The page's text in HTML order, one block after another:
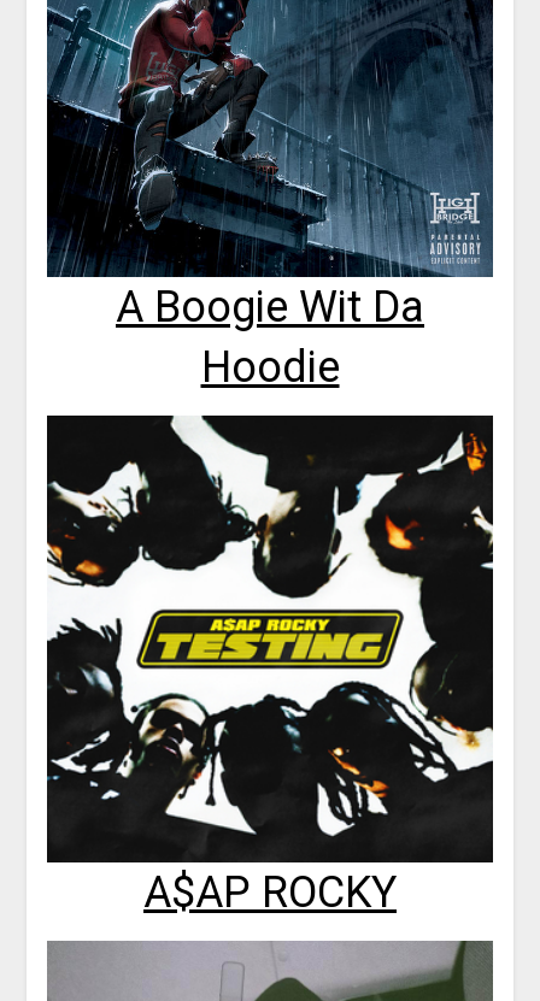
A Boogie Wit Da
Hoodie
A$AP ROCKY